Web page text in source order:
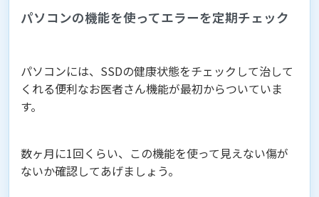
パソコンの機能を使ってエラーを定期チェック
パソコンには、SSDの健康状態をチェックして治して
くれる便利なお医者さん機能が最初からついていま
す。
数ヶ月に1回くらい、この機能を使って見えない傷が
ないか確認してあげましょう。